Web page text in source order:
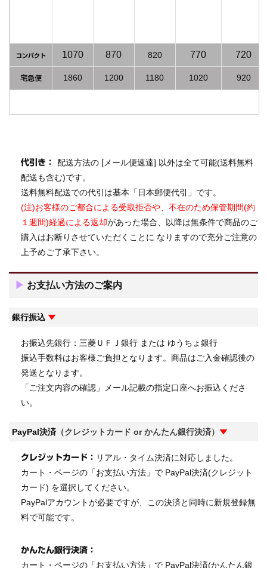
コンパクト 1070 870 820 770 720
宅急便 1860 1200 1180 1020 920
代引き： 配送方法の [メール便速達] 以外は全て可能(送料無料
配送も含む)です。
送料無料配送での代引は基本「日本郵便代引」です。
(注)お客様のご都合による受取拒否や、不在のため保管期間(約
１週間)経過による返却があった場合、以降は無条件で商品のご
購入はお断りさせていただくことに なりますので充分ご注意の
上予めご了承下さい。
▶ お支払い方法のご案内
銀行振込 ▼
お振込先銀行：三菱ＵＦＪ銀行 または ゆうちょ銀行
振込手数料はお客様ご負担となります。商品はご入金確認後の
発送となります。
「ご注文内容の確認」メール記載の指定口座へお振込くださ
い。
PayPal決済（クレジットカード or かんたん銀行決済） ▼
クレジットカード： リアル・タイム決済に対応しました。
カート・ページの「お支払い方法」で PayPal決済(クレジット
カード) を選択してください。
PayPalアカウントが必要ですが、この決済と同時に新規登録無
料で可能です。
かんたん銀行決済：
カート・ページの「お支払い方法」で PayPal決済(かんたん銀